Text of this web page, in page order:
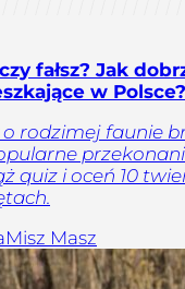
fałsz? Jak
w Polsce?
rodzimej faunie
quiz i oceń 10
Misz Masz